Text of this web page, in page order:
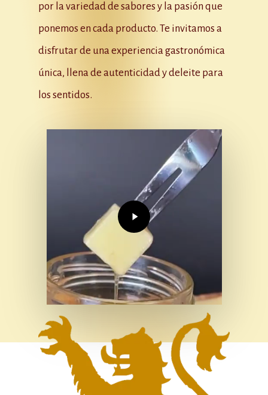
por la variedad de sabores y la pasión que
ponemos en cada producto. Te invitamos a
disfrutar de una experiencia gastronómica
única, llena de autenticidad y deleite para
los sentidos.